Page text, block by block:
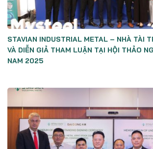
STAVIAN INDUSTRIAL METAL – NHÀ TÀI
VÀ DIỄN GIẢ THAM LUẬN TẠI HỘI THẢO
NAM 2025